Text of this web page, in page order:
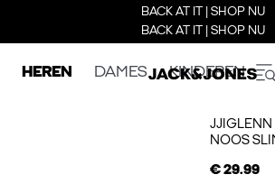
BACK AT IT | SHOP NU
BACK AT IT | SHOP NU
HEREN DAMES KINDEREN
JJIGLENN
NOOS
€ 29.99